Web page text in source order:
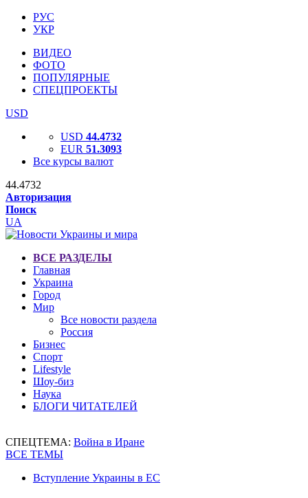
РУС
УКР
ВИДЕО
ФОТО
ПОПУЛЯРНЫЕ
СПЕЦПРОЕКТЫ
USD
USD 44.4732
EUR 51.3093
Все курсы валют
44.4732
Авторизация
Поиск
UA
ВСЕ РАЗДЕЛЫ
Главная
Украина
Город
Мир
Все новости раздела
Россия
Бизнес
Спорт
Lifestyle
Шоу-биз
Наука
БЛОГИ ЧИТАТЕЛЕЙ
СПЕЦТЕМА: Война в Иране
ВСЕ ТЕМЫ
Вступление Украины в ЕС